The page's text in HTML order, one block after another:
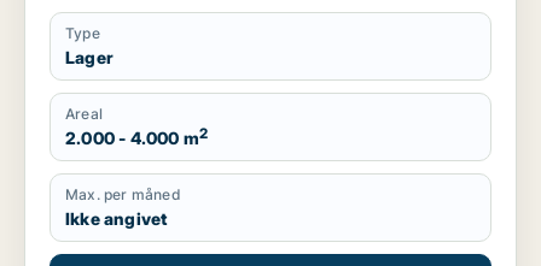
Type
Lager
Areal
2.000 - 4.000 m2
Max. per måned
Ikke angivet